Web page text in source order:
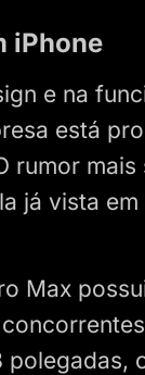
iPhone
e na
está
rumor
já vista
Max